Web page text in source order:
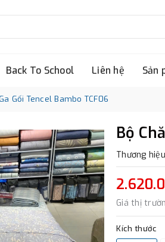
Back To School Liên hệ Sản
Gối Tencel Bambo TCF06
Bộ
Thương
Giá thị
Kích thước